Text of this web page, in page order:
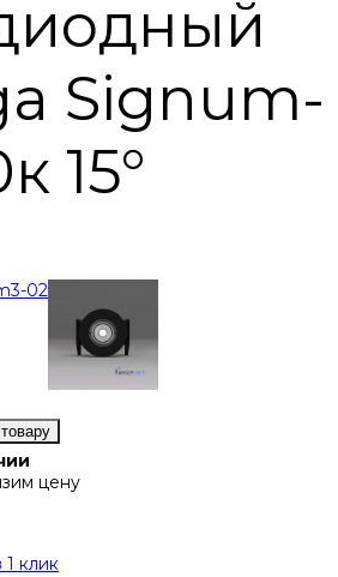
Signum-
15°
цену
1 клик